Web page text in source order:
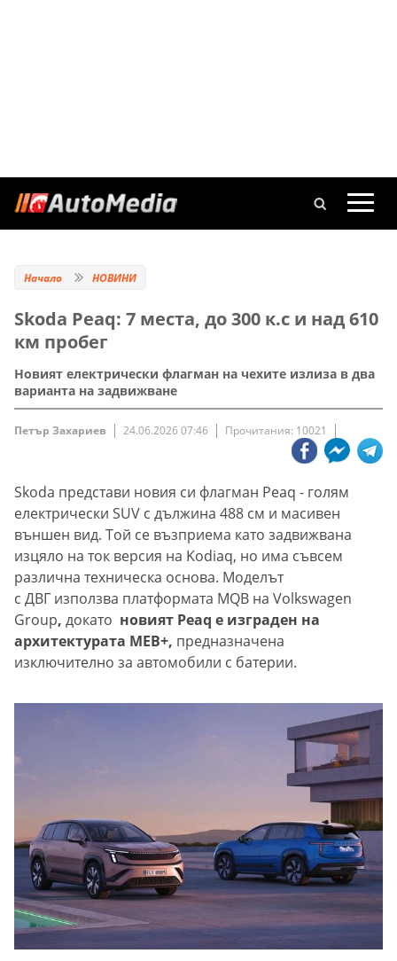
Начало НОВИНИ
Skoda Peaq: 7 места, до 300 к.с и над 610
км пробег
Новият електрически флагман на чехите излиза в два
варианта на задвижване
Петър Захариев 24.06.2026 07:46 Прочитания: 10021
Skoda представи новия си флагман Peaq - голям
електрически SUV с дължина 488 см и масивен
външен вид. Той се възприема като задвижвана
изцяло на ток версия на Kodiaq, но има съвсем
различна техническа основа. Моделът
с ДВГ използва платформата MQB на Volkswagen
Group, докато новият Peaq е изграден на
архитектурата MEB+, предназначена
изключително за автомобили с батерии.